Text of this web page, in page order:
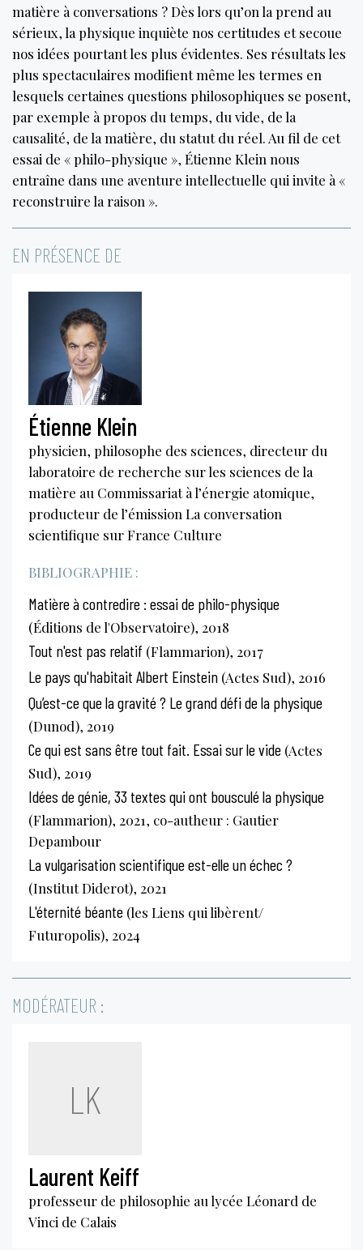
matière à conversations ? Dès lors qu’on la prend au
sérieux, la physique inquiète nos certitudes et secoue
nos idées pourtant les plus évidentes. Ses résultats les
plus spectaculaires modifient même les termes en
lesquels certaines questions philosophiques se posent,
par exemple à propos du temps, du vide, de la
causalité, de la matière, du statut du réel. Au fil de cet
essai de « philo-physique », Étienne Klein nous
entraîne dans une aventure intellectuelle qui invite à «
reconstruire la raison ».
EN PRÉSENCE DE
Étienne Klein
physicien, philosophe des sciences, directeur du
laboratoire de recherche sur les sciences de la
matière au Commissariat à l’énergie atomique,
producteur de l’émission La conversation
scientifique sur France Culture
BIBLIOGRAPHIE :
Matière à contredire : essai de philo-physique
(Éditions de l'Observatoire), 2018
Tout n'est pas relatif (Flammarion), 2017
Le pays qu'habitait Albert Einstein (Actes Sud), 2016
Qu’est-ce que la gravité ? Le grand défi de la physique
(Dunod), 2019
Ce qui est sans être tout fait. Essai sur le vide (Actes
Sud), 2019
Idées de génie, 33 textes qui ont bousculé la physique
(Flammarion), 2021, co-autheur : Gautier
Depambour
La vulgarisation scientifique est-elle un échec ?
(Institut Diderot), 2021
L'éternité béante (les Liens qui libèrent/
Futuropolis), 2024
MODÉRATEUR :
LK
Laurent Keiff
professeur de philosophie au lycée Léonard de
Vinci de Calais